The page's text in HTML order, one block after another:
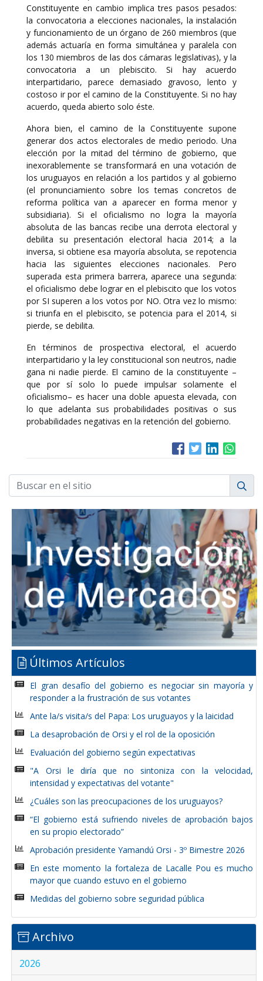
Constituyente en cambio implica tres pasos pesados:
la convocatoria a elecciones nacionales, la instalación
y funcionamiento de un órgano de 260 miembros (que
además actuaría en forma simultánea y paralela con
los 130 miembros de las dos cámaras legislativas), y la
convocatoria a un plebiscito. Si hay acuerdo
interpartidario, parece demasiado gravoso, lento y
costoso ir por el camino de la Constituyente. Si no hay
acuerdo, queda abierto solo éste.
Ahora bien, el camino de la Constituyente supone
generar dos actos electorales de medio periodo. Una
elección por la mitad del término de gobierno, que
inexorablemente se transformará en una votación de
los uruguayos en relación a los partidos y al gobierno
(el pronunciamiento sobre los temas concretos de
reforma política van a aparecer en forma menor y
subsidiaria). Si el oficialismo no logra la mayoría
absoluta de las bancas recibe una derrota electoral y
debilita su presentación electoral hacia 2014; a la
inversa, si obtiene esa mayoría absoluta, se repotencia
hacia las siguientes elecciones nacionales. Pero
superada esta primera barrera, aparece una segunda:
el oficialismo debe lograr en el plebiscito que los votos
por SI superen a los votos por NO. Otra vez lo mismo:
si triunfa en el plebiscito, se potencia para el 2014, si
pierde, se debilita.
En términos de prospectiva electoral, el acuerdo
interpartidario y la ley constitucional son neutros, nadie
gana ni nadie pierde. El camino de la constituyente –
que por sí solo lo puede impulsar solamente el
oficialismo– es hacer una doble apuesta elevada, con
lo que adelanta sus probabilidades positivas o sus
probabilidades negativas en la retención del gobierno.
Últimos Artículos
El gran desafío del gobierno es negociar sin mayoría y
responder a la frustración de sus votantes
Ante la/s visita/s del Papa: Los uruguayos y la laicidad
La desaprobación de Orsi y el rol de la oposición
Evaluación del gobierno según expectativas
"A Orsi le diría que no sintoniza con la velocidad,
intensidad y expectativas del votante"
¿Cuáles son las preocupaciones de los uruguayos?
“El gobierno está sufriendo niveles de aprobación bajos
en su propio electorado”
Aprobación presidente Yamandú Orsi - 3º Bimestre 2026
En este momento la fortaleza de Lacalle Pou es mucho
mayor que cuando estuvo en el gobierno
Medidas del gobierno sobre seguridad pública
Archivo
2026